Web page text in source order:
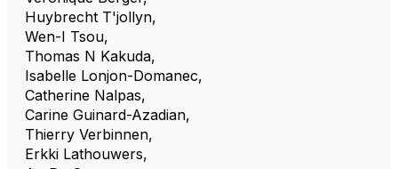
Huybrecht T'jollyn,
Wen-I Tsou,
Thomas N Kakuda,
Isabelle Lonjon-Domanec,
Catherine Nalpas,
Carine Guinard-Azadian,
Thierry Verbinnen,
Erkki Lathouwers,